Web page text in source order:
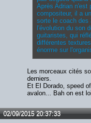
Après Adrian n'est
compositeur, il a
sorte le coach des
l'évolution du son
guitaristes, qui
différentes
énorme sur
Les morceaux cités
derniers.
Et El Dorado, speed
avalon... Bah on est
02/09/2015 20:37:33